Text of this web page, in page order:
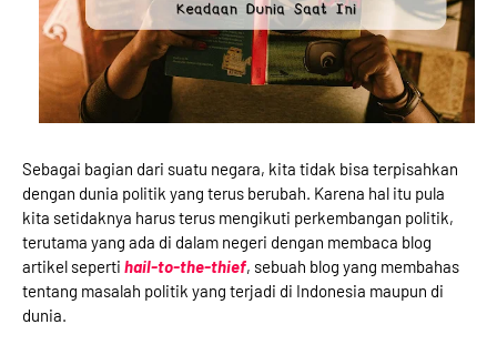
Sebagai bagian dari suatu negara, kita tidak bisa terpisahkan
dengan dunia politik yang terus berubah. Karena hal itu pula
kita setidaknya harus terus mengikuti perkembangan politik,
terutama yang ada di dalam negeri dengan membaca blog
artikel seperti hail-to-the-thief, sebuah blog yang membahas
tentang masalah politik yang terjadi di Indonesia maupun di
dunia.